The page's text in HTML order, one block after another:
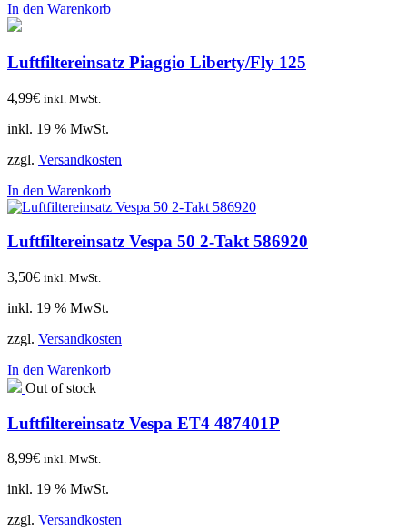
In den Warenkorb
Luftfiltereinsatz Piaggio Liberty/Fly 125
4,99€ inkl. MwSt.
inkl. 19 % MwSt.
zzgl. Versandkosten
In den Warenkorb
Luftfiltereinsatz Vespa 50 2-Takt 586920
3,50€ inkl. MwSt.
inkl. 19 % MwSt.
zzgl. Versandkosten
In den Warenkorb
Out of stock
Luftfiltereinsatz Vespa ET4 487401P
8,99€ inkl. MwSt.
inkl. 19 % MwSt.
zzgl. Versandkosten